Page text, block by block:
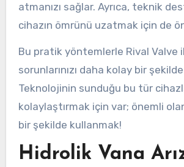
atmanızı sağlar. Ayrıca, teknik
cihazın ömrünü uzatmak için de
Bu pratik yöntemlerle Rival Valve
sorunlarınızı daha kolay bir
Teknolojinin sunduğu bu tür
kolaylaştırmak için var; önemli
bir şekilde kullanmak!
Hidrolik Vana